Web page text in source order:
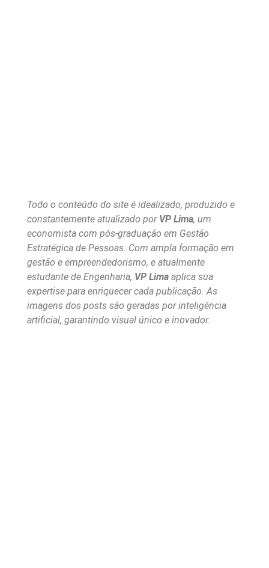
Todo o conteúdo do site é idealizado, produzido e
constantemente atualizado por VP Lima, um
economista com pós-graduação em Gestão
Estratégica de Pessoas. Com ampla formação em
gestão e empreendedorismo, e atualmente
estudante de Engenharia, VP Lima aplica sua
expertise para enriquecer cada publicação. As
imagens dos posts são geradas por inteligência
artificial, garantindo visual único e inovador.